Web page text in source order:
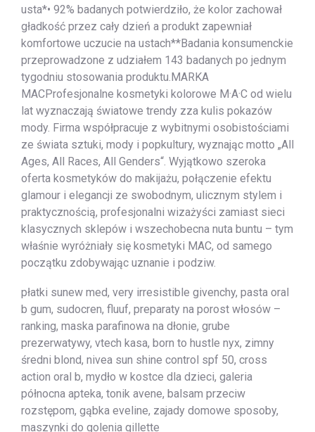
usta*• 92% badanych potwierdziło, że kolor zachował
gładkość przez cały dzień a produkt zapewniał
komfortowe uczucie na ustach**Badania konsumenckie
przeprowadzone z udziałem 143 badanych po jednym
tygodniu stosowania produktu.MARKA
MACProfesjonalne kosmetyki kolorowe M·A·C od wielu
lat wyznaczają światowe trendy zza kulis pokazów
mody. Firma współpracuje z wybitnymi osobistościami
ze świata sztuki, mody i popkultury, wyznając motto „All
Ages, All Races, All Genders“. Wyjątkowo szeroka
oferta kosmetyków do makijażu, połączenie efektu
glamour i elegancji ze swobodnym, ulicznym stylem i
praktycznością, profesjonalni wizażyści zamiast sieci
klasycznych sklepów i wszechobecna nuta buntu – tym
właśnie wyróżniały się kosmetyki MAC, od samego
początku zdobywając uznanie i podziw.
płatki sunew med, very irresistible givenchy, pasta oral
b gum, sudocren, fluuf, preparaty na porost włosów –
ranking, maska parafinowa na dłonie, grube
prezerwatywy, vtech kasa, born to hustle nyx, zimny
średni blond, nivea sun shine control spf 50, cross
action oral b, mydło w kostce dla dzieci, galeria
północna apteka, tonik avene, balsam przeciw
rozstępom, gąbka eveline, zajady domowe sposoby,
maszynki do golenia gillette